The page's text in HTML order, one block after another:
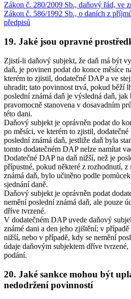
Zákon č. 280/2009 Sb., daňový řád, ve
Zákon č. 586/1992 Sb., o daních z
předpisů
19. Jaké jsou opravné
Zjistí-li daňový subjekt, že daň má být
daň, je povinen podat do konce měsíce
kterém to zjistil, dodatečné DAP a ve
uhradit; tato povinnost trvá, pokud běží
poslední známá daň je výsledná daň, jak
pravomocně stanovena v dosavadním
této dani.
Daňový subjekt je oprávněn podat do
po měsíci, ve kterém to zjistil,
poslední známá daň, jestliže daň byla
tomto dodatečném DAP nelze namítat
Dodatečné DAP na daň nižší, než je
přípustné, pokud některé z rozhodnutí,
známá daň, bylo učiněno podle
sjednání daně.
Daňový subjekt je oprávněn podat
nemění poslední známá daň, ale pouze
dříve tvrzené.
V dodatečném DAP uvede daňový
známé dani a den jeho zjištění; v
nižší, nebo v případě, kdy se nemění
údaje daňovým subjektem dříve
podání.
20. Jaké sankce mohou být
nedodržení povinností